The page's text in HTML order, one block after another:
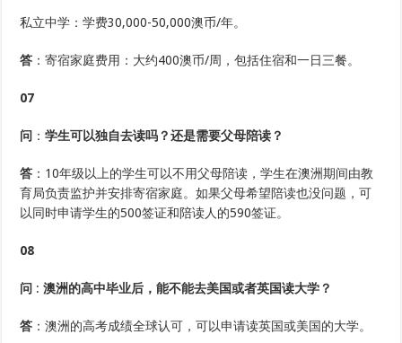
私立中学：学费30,000-50,000澳币/年。
答 ：寄宿家庭费用：大约400澳币/周，包括住宿和一日三餐。
07
问 ：学生可以独自去读吗？还是需要父母陪读？
答 ：10年级以上的学生可以不用父母陪读，学生在澳洲期间由教
育局负责监护并安排寄宿家庭。如果父母希望陪读也没问题，可
以同时申请学生的500签证和陪读人的590签证。
08
问 :澳洲的高中毕业后，能不能去美国或者英国读大学？
答 ：澳洲的高考成绩全球认可，可以申请读英国或美国的大学。